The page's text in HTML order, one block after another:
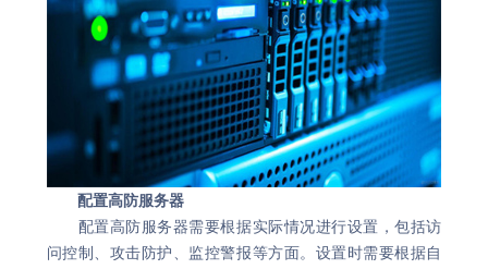
配置高防服务器
配置高防服务器需要根据实际情况进行设置，包括访
问控制、攻击防护、监控警报等方面。设置时需要根据自